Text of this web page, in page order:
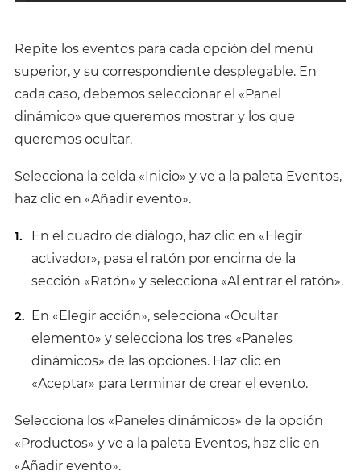
Repite los eventos para cada opción del menú
superior, y su correspondiente desplegable. En
cada caso, debemos seleccionar el «Panel
dinámico» que queremos mostrar y los que
queremos ocultar.
Selecciona la celda «Inicio» y ve a la paleta Eventos,
haz clic en «Añadir evento».
En el cuadro de diálogo, haz clic en «Elegir
activador», pasa el ratón por encima de la
sección «Ratón» y selecciona «Al entrar el ratón».
En «Elegir acción», selecciona «Ocultar
elemento» y selecciona los tres «Paneles
dinámicos» de las opciones. Haz clic en
«Aceptar» para terminar de crear el evento.
Selecciona los «Paneles dinámicos» de la opción
«Productos» y ve a la paleta Eventos, haz clic en
«Añadir evento».